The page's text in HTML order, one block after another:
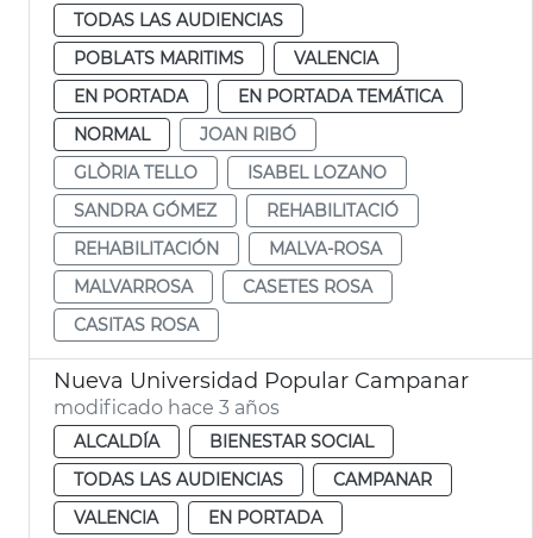
TODAS LAS AUDIENCIAS
POBLATS MARITIMS
VALENCIA
EN PORTADA
EN PORTADA TEMÁTICA
NORMAL
JOAN RIBÓ
GLÒRIA TELLO
ISABEL LOZANO
SANDRA GÓMEZ
REHABILITACIÓ
REHABILITACIÓN
MALVA-ROSA
MALVARROSA
CASETES ROSA
CASITAS ROSA
Nueva Universidad Popular Campanar
modificado hace 3 años
ALCALDÍA
BIENESTAR SOCIAL
TODAS LAS AUDIENCIAS
CAMPANAR
VALENCIA
EN PORTADA